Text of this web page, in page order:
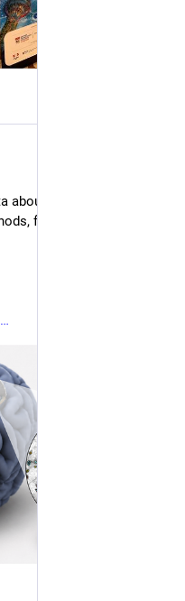
about the human brain
formats, and spatial